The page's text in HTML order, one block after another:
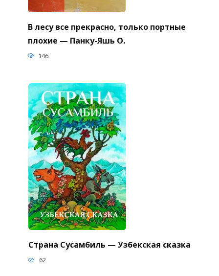
В лесу все прекрасно, только портные
плохие — Панку-Яшь О.
146
Страна Сусамбиль — Узбекская сказка
62